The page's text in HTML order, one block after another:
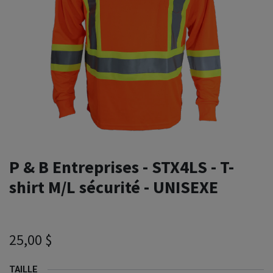
P & B Entreprises - STX4LS - T-
shirt M/L sécurité - UNISEXE
25,00 $
TAILLE